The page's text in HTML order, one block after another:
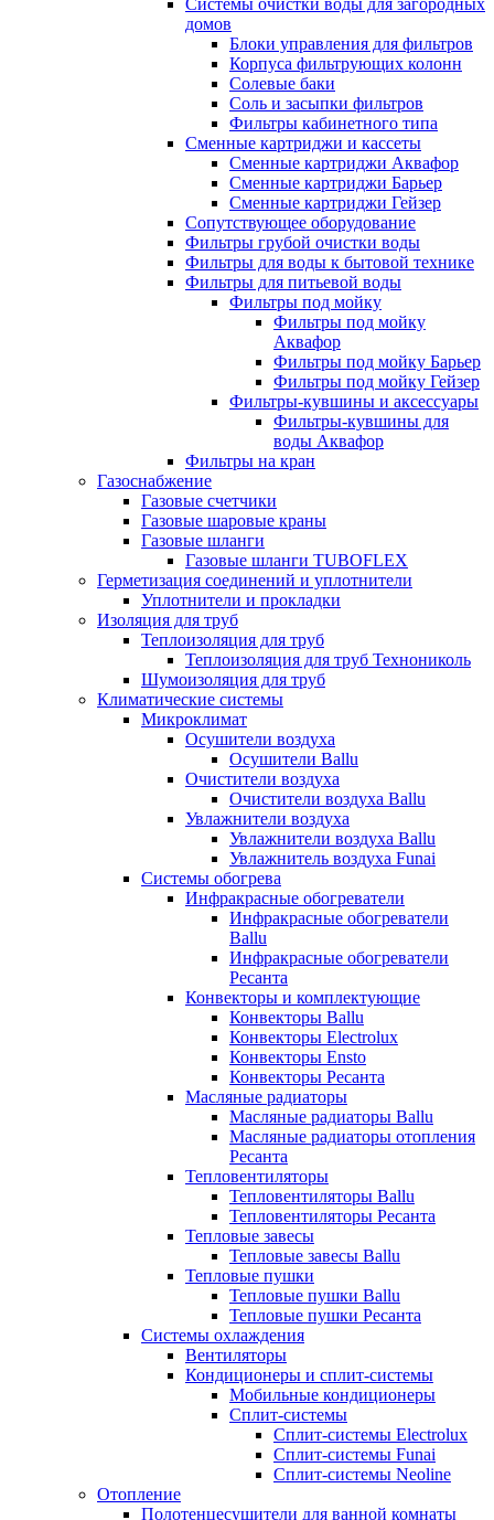
Системы очистки воды для загородных
домов
Блоки управления для фильтров
Корпуса фильтрующих колонн
Солевые баки
Соль и засыпки фильтров
Фильтры кабинетного типа
Сменные картриджи и кассеты
Сменные картриджи Аквафор
Сменные картриджи Барьер
Сменные картриджи Гейзер
Сопутствующее оборудование
Фильтры грубой очистки воды
Фильтры для воды к бытовой технике
Фильтры для питьевой воды
Фильтры под мойку
Фильтры под мойку
Аквафор
Фильтры под мойку Барьер
Фильтры под мойку Гейзер
Фильтры-кувшины и аксессуары
Фильтры-кувшины для
воды Аквафор
Фильтры на кран
Газоснабжение
Газовые счетчики
Газовые шаровые краны
Газовые шланги
Газовые шланги TUBOFLEX
Герметизация соединений и уплотнители
Уплотнители и прокладки
Изоляция для труб
Теплоизоляция для труб
Теплоизоляция для труб Технониколь
Шумоизоляция для труб
Климатические системы
Микроклимат
Осушители воздуха
Осушители Ballu
Очистители воздуха
Очистители воздуха Ballu
Увлажнители воздуха
Увлажнители воздуха Ballu
Увлажнитель воздуха Funai
Системы обогрева
Инфракрасные обогреватели
Инфракрасные обогреватели
Ballu
Инфракрасные обогреватели
Ресанта
Конвекторы и комплектующие
Конвекторы Ballu
Конвекторы Electrolux
Конвекторы Ensto
Конвекторы Ресанта
Масляные радиаторы
Масляные радиаторы Ballu
Масляные радиаторы отопления
Ресанта
Тепловентиляторы
Тепловентиляторы Ballu
Тепловентиляторы Ресанта
Тепловые завесы
Тепловые завесы Ballu
Тепловые пушки
Тепловые пушки Ballu
Тепловые пушки Ресанта
Системы охлаждения
Вентиляторы
Кондиционеры и сплит-системы
Мобильные кондиционеры
Сплит-системы
Сплит-системы Electrolux
Сплит-системы Funai
Сплит-системы Neoline
Отопление
Полотенцесушители для ванной комнаты